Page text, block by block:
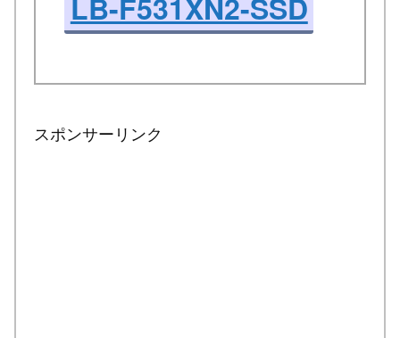
スポンサーリンク